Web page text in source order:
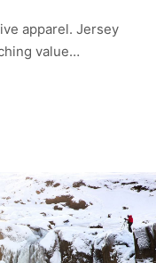
apparel. Jersey
value…